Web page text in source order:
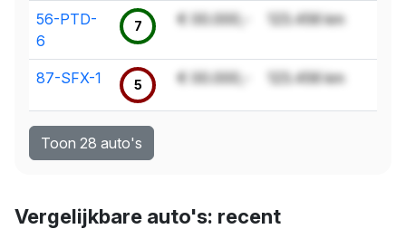
56-PTD-
6
7 € 00.000,- 123.456 km
87-SFX-1 5 € 00.000,- 123.456 km
Toon 28 auto's
Vergelijkbare auto's: recent